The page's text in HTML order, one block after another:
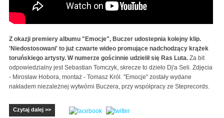
Z okazji premiery albumu "Emocje", Buczer udostepnia kolejny klip.
'Niedostosowani' to już czwarte wideo promujące nadchodzący krążek
toruńskiego artysty. W numerze gościnnie udzielił się Ras Luta. Za bit
odpowiedzialny jest Sebastian Tomczyk, skrecze to dzieło Dj'a Seli. Zdjęcia
- Mirosław Hobora, montaż - Tomasz Król. "Emocje" zostały wydane
nakładem niezależnej wytwórni Buczera, przy współpracy ze Steprecords.
Czytaj dalej >>